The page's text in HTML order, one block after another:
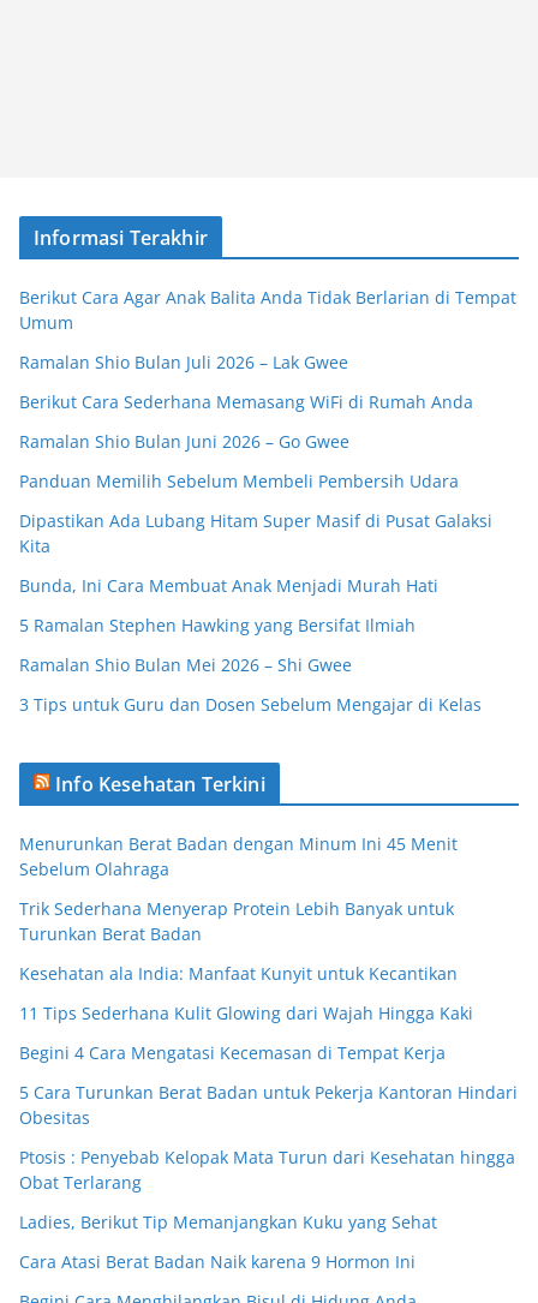
Informasi Terakhir
Berikut Cara Agar Anak Balita Anda Tidak Berlarian di Tempat
Umum
Ramalan Shio Bulan Juli 2026 – Lak Gwee
Berikut Cara Sederhana Memasang WiFi di Rumah Anda
Ramalan Shio Bulan Juni 2026 – Go Gwee
Panduan Memilih Sebelum Membeli Pembersih Udara
Dipastikan Ada Lubang Hitam Super Masif di Pusat Galaksi
Kita
Bunda, Ini Cara Membuat Anak Menjadi Murah Hati
5 Ramalan Stephen Hawking yang Bersifat Ilmiah
Ramalan Shio Bulan Mei 2026 – Shi Gwee
3 Tips untuk Guru dan Dosen Sebelum Mengajar di Kelas
Info Kesehatan Terkini
Menurunkan Berat Badan dengan Minum Ini 45 Menit
Sebelum Olahraga
Trik Sederhana Menyerap Protein Lebih Banyak untuk
Turunkan Berat Badan
Kesehatan ala India: Manfaat Kunyit untuk Kecantikan
11 Tips Sederhana Kulit Glowing dari Wajah Hingga Kaki
Begini 4 Cara Mengatasi Kecemasan di Tempat Kerja
5 Cara Turunkan Berat Badan untuk Pekerja Kantoran Hindari
Obesitas
Ptosis : Penyebab Kelopak Mata Turun dari Kesehatan hingga
Obat Terlarang
Ladies, Berikut Tip Memanjangkan Kuku yang Sehat
Cara Atasi Berat Badan Naik karena 9 Hormon Ini